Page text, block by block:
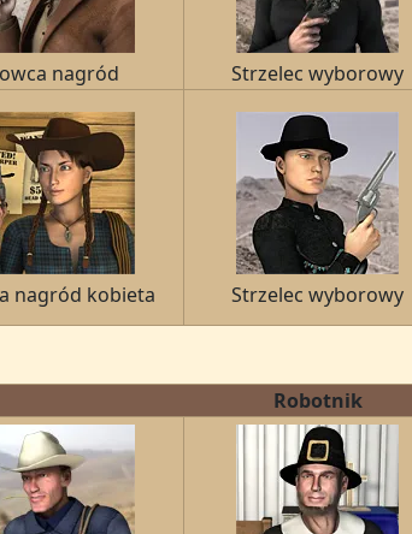
nagród Strzelec wyborowy
nagród kobieta Strzelec wyborowy
Robotnik